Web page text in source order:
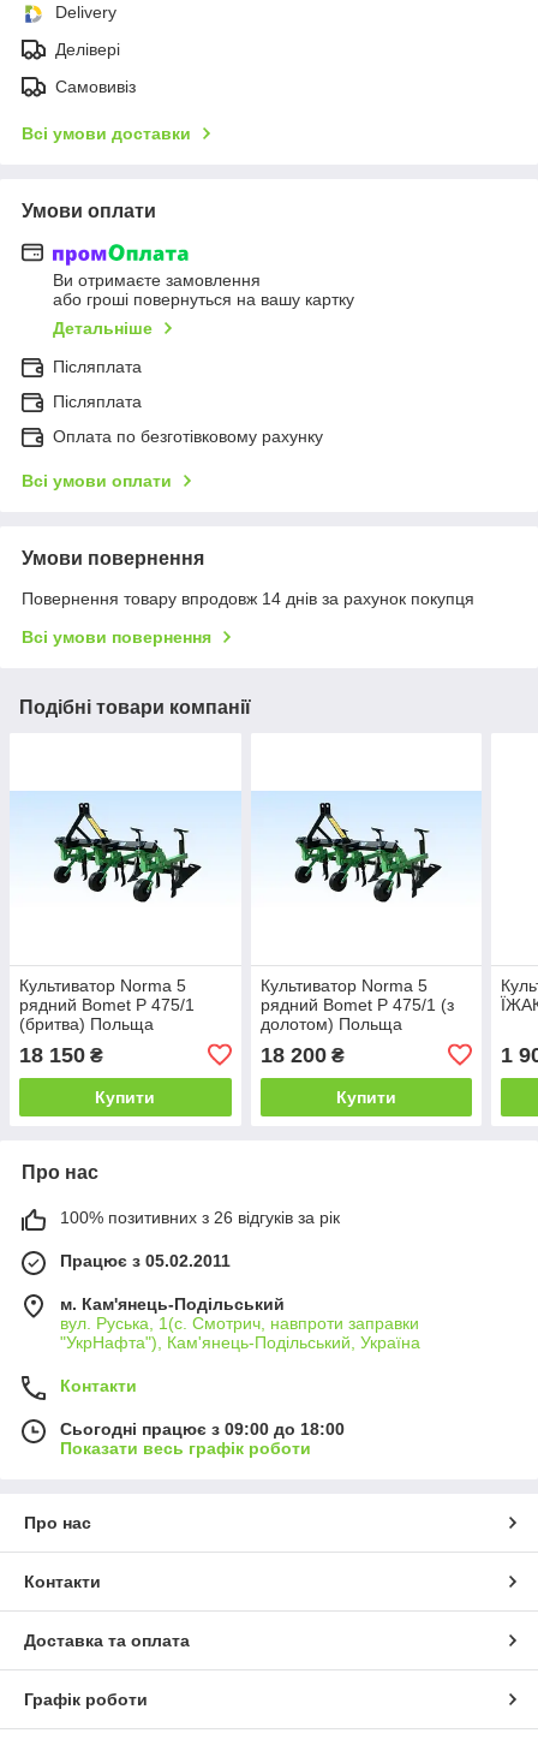
Delivery
Делівері
Самовивіз
Всі умови доставки
Умови оплати
Ви отримаєте замовлення
або гроші повернуться на вашу картку
Детальніше
Післяплата
Післяплата
Оплата по безготівковому рахунку
Всі умови оплати
Умови повернення
Повернення товару впродовж 14 днів за рахунок покупця
Всі умови повернення
Подібні товари компанії
Культиватор Norma 5
рядний Bomet P 475/1
(бритва) Польща
18 150 ₴
Купити
Культиватор Norma 5
рядний Bomet P 475/1 (з
долотом) Польща
18 200₴
Купити
1
Про нас
100% позитивних з 26 відгуків за рік
Працює з 05.02.2011
м. Кам'янець-Подільський
вул. Руська, 1(с. Смотрич, навпроти заправки
"УкрНафта"), Кам'янець-Подільський, Україна
Контакти
Сьогодні працює з 09:00 до 18:00
Показати весь графік роботи
Про нас
Контакти
Доставка та оплата
Графік роботи